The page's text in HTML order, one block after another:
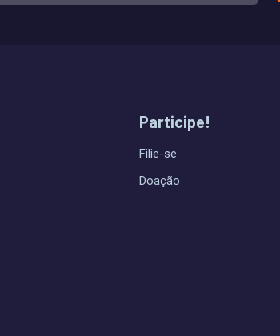
Participe!
Filie-se
Doação